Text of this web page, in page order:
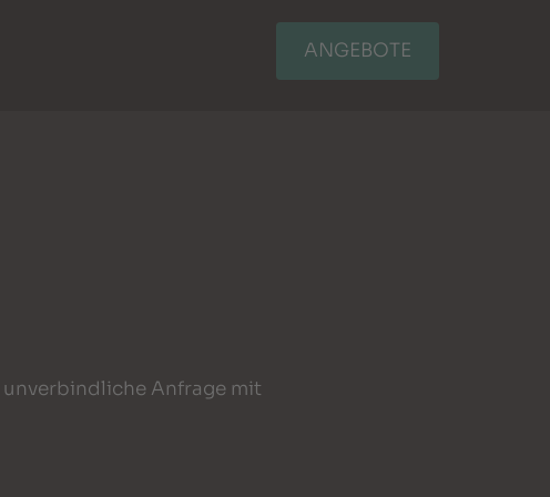
ANGEBOTE
unverbindliche Anfrage mit